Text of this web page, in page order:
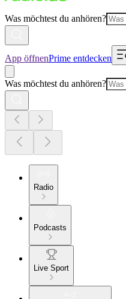
Was möchtest du anhören?
App öffnenPrime entdecken
Was möchtest du anhören?
Radio
Podcasts
Live Sport